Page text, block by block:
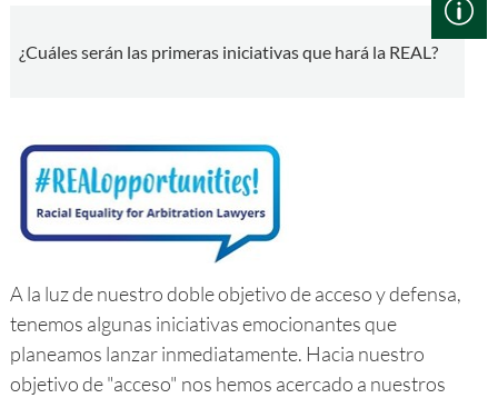
¿Cuáles serán las primeras iniciativas que hará la REAL?
A la luz de nuestro doble objetivo de acceso y defensa,
tenemos algunas iniciativas emocionantes que
planeamos lanzar inmediatamente. Hacia nuestro
objetivo de "acceso" nos hemos acercado a nuestros